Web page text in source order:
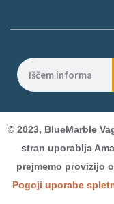
© 2023, BlueMarble
stran uporablja
prejmemo provizijo
Pogoji uporabe